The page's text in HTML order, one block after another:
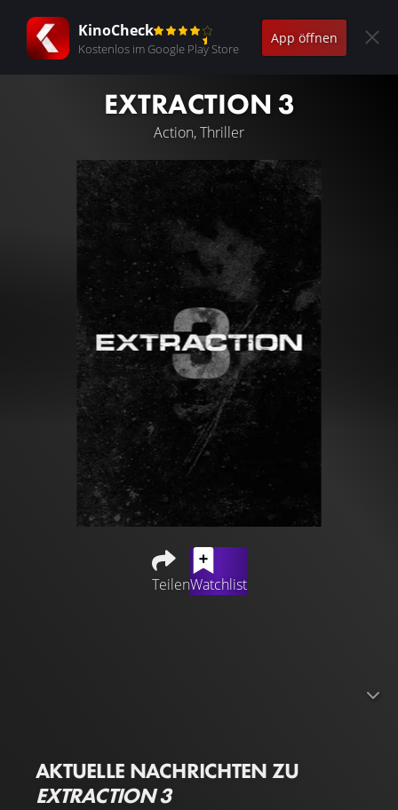
KinoCheck
Kostenlos im Google Play Store
App öffnen
EXTRACTION 3
Action, Thriller
TeilenWatchlist
) & Idris Elba
AKTUELLE NACHRICHTEN ZU
EXTRACTION 3